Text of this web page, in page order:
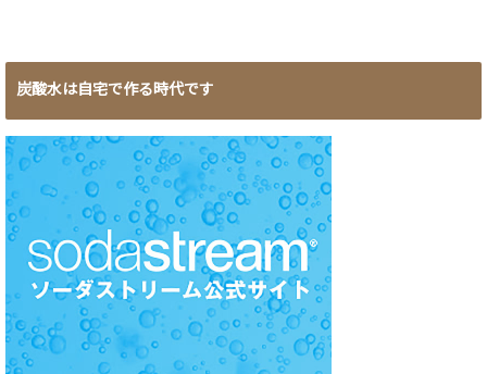
炭酸水は自宅で作る時代です